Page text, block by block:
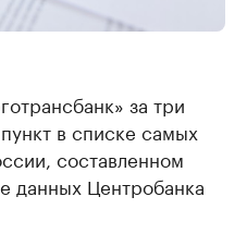
за три
в списке самых
составленном
данных Центробанка